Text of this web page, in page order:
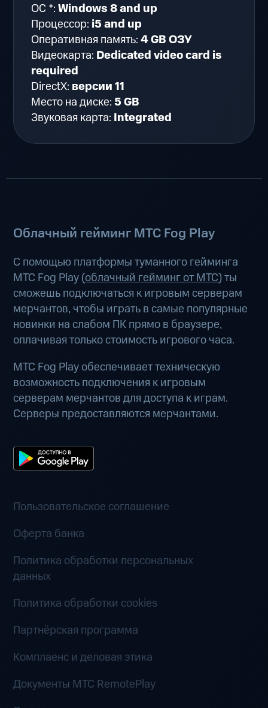
ОС *:Windows 8 and up
Процессор: i5 and up
Оперативная память:4 GB ОЗУ
Видеокарта: Dedicated video card is
required
DirectX: версии 11
Место на диске:5 GB
Звуковая карта: Integrated
Облачный гейминг МТС Fog Play
С помощью платформы туманного гейминга
МТС Fog Play (облачный гейминг от МТС) ты
сможешь подключаться к игровым серверам
мерчантов, чтобы играть в самые популярные
новинки на слабом ПК прямо в браузере,
оплачивая только стоимость игрового часа.
МТС Fog Play обеспечивает техническую
возможность подключения к игровым
серверам мерчантов для доступа к играм.
Серверы предоставляются мерчантами.
Пользовательское соглашение
Оферта банка
Политика обработки персональных
данных
Политика обработки cookies
Партнёрская программа
Комплаенс и деловая этика
Документы MTC RemotePlay